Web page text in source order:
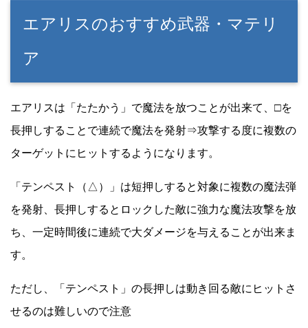
エアリスのおすすめ武器・マテリ
ア
エアリスは「たたかう」で魔法を放つことが出来て、□を
長押しすることで連続で魔法を発射⇒攻撃する度に複数の
ターゲットにヒットするようになります。
「テンペスト（△）」は短押しすると対象に複数の魔法弾
を発射、長押しするとロックした敵に強力な魔法攻撃を放
ち、一定時間後に連続で大ダメージを与えることが出来ま
す。
ただし、「テンペスト」の長押しは動き回る敵にヒットさ
せるのは難しいので注意